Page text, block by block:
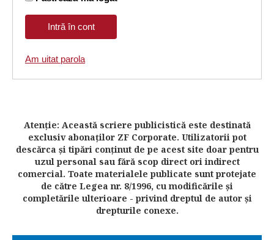
Am uitat parola
Atenţie: Această scriere publicistică este destinată
exclusiv abonaţilor ZF Corporate. Utilizatorii pot
descărca şi tipări conţinut de pe acest site doar pentru
uzul personal sau fără scop direct ori indirect
comercial. Toate materialele publicate sunt protejate
de către Legea nr. 8/1996, cu modificările şi
completările ulterioare - privind dreptul de autor şi
drepturile conexe.